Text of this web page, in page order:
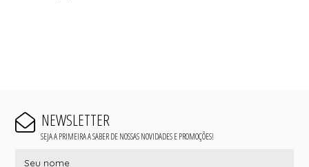
NEWSLETTER
SEJA A PRIMEIRA A SABER DE NOSSAS NOVIDADES E PROMOÇÕES!